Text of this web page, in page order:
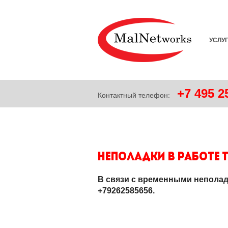
Контактный телефон: +7 495
Неполадки в работе
В связи с временными
+79262585656.